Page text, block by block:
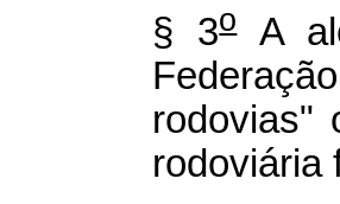
§ 3oA
rodovias"
rodoviária